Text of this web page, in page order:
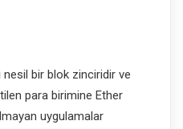
bir blok zinciridir ve
para birimine Ether
uygulamalar